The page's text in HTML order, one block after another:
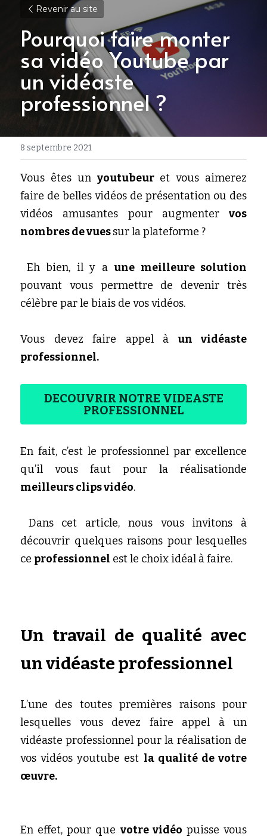
Revenir au site
Pourquoi faire monter
sa vidéo Youtube par
un vidéaste
professionnel ?
8 septembre 2021
Vous êtes un youtubeur et vous aimerez
faire de belles vidéos de présentation ou des
vidéos amusantes pour augmenter vos
nombres de vues sur la plateforme ?
Eh bien, il y a une meilleure solution
pouvant vous permettre de devenir très
célèbre par le biais de vos vidéos.
Vous devez faire appel à un vidéaste
professionnel.
DECOUVRIR NOTRE VIDEASTE
PROFESSIONNEL
En fait, c’est le professionnel par excellence
meilleurs clips vidéo.
découvrir quelques raisons pour lesquelles
ce professionnel est le choix idéal à faire.
Un travail de qualité avec
un vidéaste professionnel
L’une des toutes premières raisons pour
lesquelles vous devez faire appel à un
vidéaste professionnel pour la réalisation de
vos vidéos youtube est la qualité de votre
œuvre.
En effet, pour que votre vidéo puisse vous